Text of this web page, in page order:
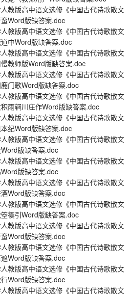
版高中语文选修《中国古代诗歌散文
Word版缺答案.doc
版高中语文选修《中国古代诗歌散文
中Word版缺答案.doc
版高中语文选修《中国古代诗歌散文
教师版Word版缺答案.doc
版高中语文选修《中国古代诗歌散文
门歌Word版缺答案.doc
版高中语文选修《中国古代诗歌散文
雨辋川庄作Word版缺答案.doc
版高中语文选修《中国古代诗歌散文
纪Word版缺答案.doc
版高中语文选修《中国古代诗歌散文
版缺答案.doc
版高中语文选修《中国古代诗歌散文
版缺答案.doc
版高中语文选修《中国古代诗歌散文
Word版缺答案.doc
版高中语文选修《中国古代诗歌散文
篌引Word版缺答案.doc
版高中语文选修《中国古代诗歌散文
Word版缺答案.doc
版高中语文选修《中国古代诗歌散文
Word版缺答案.doc
版高中语文选修《中国古代诗歌散文
Word版缺答案.doc
版高中语文选修《中国古代诗歌散文